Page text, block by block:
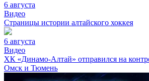
6 августа
Видео
Страницы истории алтайского хоккея
6 августа
Видео
ХК «Динамо-Алтай» отправился на
Омск и Тюмень